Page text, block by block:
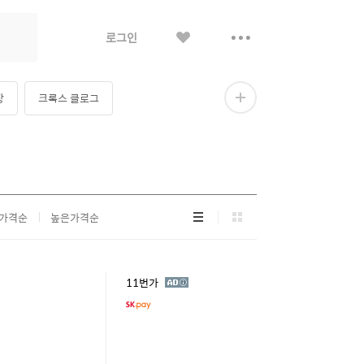
로그인 보
크록스 클로그 더
격순 높은가격순 리
스
그
리
11번가 광